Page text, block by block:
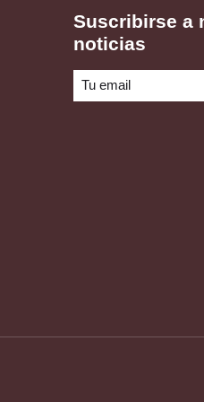
Suscribirse a
noticias